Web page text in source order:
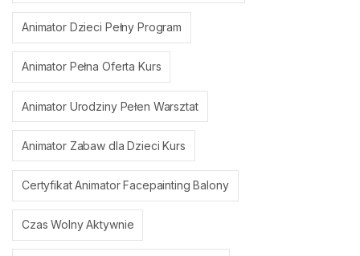
Animator Dzieci Pełny Program
Animator Pełna Oferta Kurs
Animator Urodziny Pełen Warsztat
Animator Zabaw dla Dzieci Kurs
Certyfikat Animator Facepainting Balony
Czas Wolny Aktywnie